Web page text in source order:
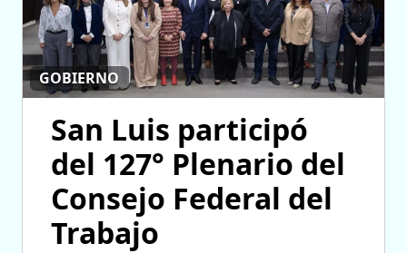
GOBIERNO
San Luis participó
del 127° Plenario del
Consejo Federal del
Trabajo